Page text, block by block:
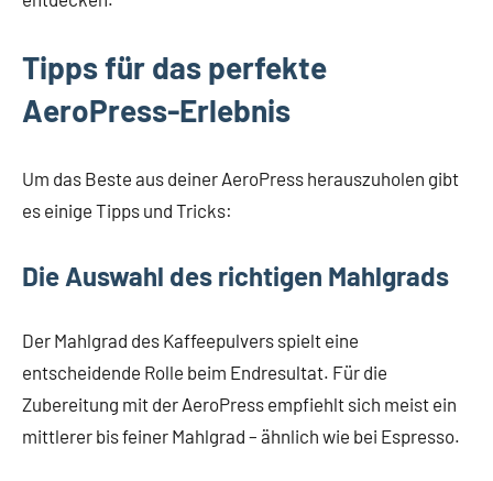
Tipps für das perfekte
AeroPress-Erlebnis
Um das Beste aus deiner AeroPress herauszuholen gibt
es einige Tipps und Tricks:
Die Auswahl des richtigen Mahlgrads
Der Mahlgrad des Kaffeepulvers spielt eine
entscheidende Rolle beim Endresultat. Für die
Zubereitung mit der AeroPress empfiehlt sich meist ein
mittlerer bis feiner Mahlgrad – ähnlich wie bei Espresso.